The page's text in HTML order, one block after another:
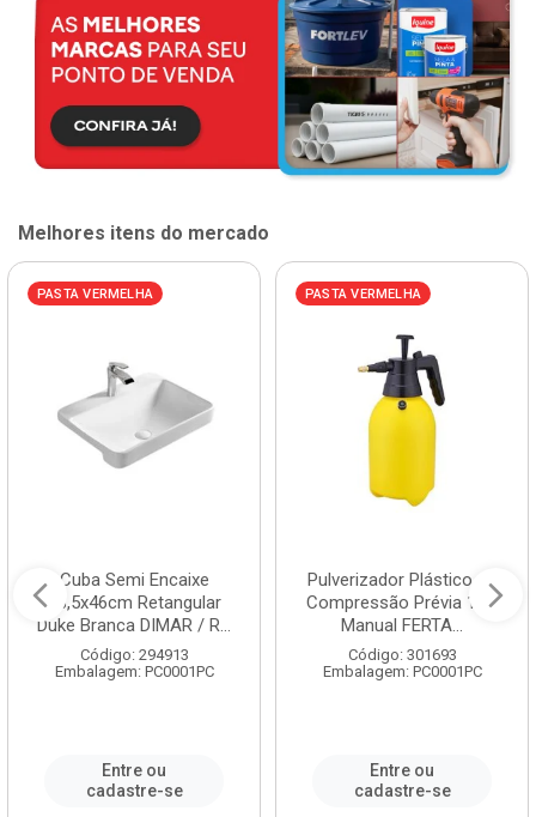
Melhores itens do mercado
PASTA VERMELHA
Cuba Semi Encaixe
58,5x46cm Retangular
Duke Branca DIMAR / R...
Código: 294913
Embalagem: PC0001PC
Entre ou
cadastre-se
PASTA VERMELHA
Pulverizador Plástico de
Compressão Prévia 1,5L
Manual FERTA...
Código: 301693
Embalagem: PC0001PC
Entre ou
cadastre-se